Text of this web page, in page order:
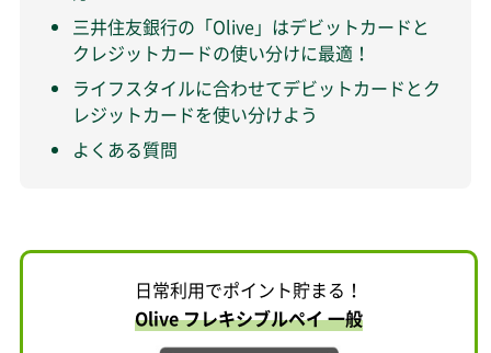
三井住友銀行の「Olive」はデビットカードと
クレジットカードの使い分けに最適！
ライフスタイルに合わせてデビットカードとク
レジットカードを使い分けよう
よくある質問
日常利用でポイント貯まる！
Olive フレキシブルペイ 一般